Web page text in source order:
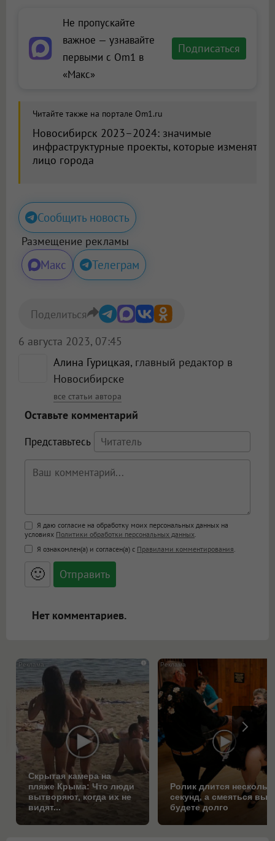
Не пропускайте
важное — узнавайте
первыми с Om1 в
«Макс»
Подписаться
Читайте также на портале Om1.ru
Новосибирск 2023–2024: значимые
инфраструктурные проекты, которые изменят
лицо города
Сообщить новость
Размещение рекламы
Макс Телеграм
Алина Гурицкая, главный редактор в
Новосибирске
все статьи автора
6 августа 2023, 07:45
Поделиться
Оставьте комментарий
Представьтесь
Поддержка HTML
<b>, <strong>, <u>, <i>, <em>, <s>, <big>,
<small>, <sup>, <sub>, <pre>, <ul>, <ol>, <li>,
<blockquote>, <code> экранирует HTML,
адреса URL автоматически становятся
ссылками, и [img]адрес[/img] будет
Я даю согласие на обработку моих персональных данных на
условиях Политики обработки персональных данных
Я ознакомлен(а) и согласен(а) с Правилами комментирования
🙂
Нет комментариев.
i
Скрытая камера на
пляже Крыма: Что люди
вытворяют, когда их не
видят...
Ролик длится
секунд, а смеяться вы
будете долго